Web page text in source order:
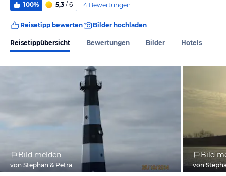
100% 5,3 / 6 4 Bewertungen
Reisetipp bewerten Bilder hochladen
Reisetippübersicht Bewertungen Bilder Hotels
Bild melden
von Stephan & Petra
Bild
von